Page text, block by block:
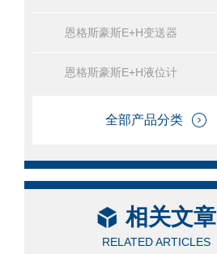
恩格斯豪斯E+H变送器
恩格斯豪斯E+H液位计
全部产品分类
相关文章
RELATED ARTICLES